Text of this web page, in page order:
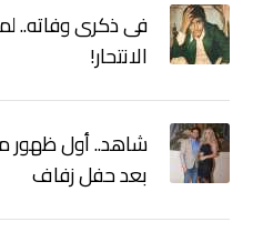
فى ذكرى وفاته..
الانتحار!
شاهد.. أول
بعد حفل زفاف